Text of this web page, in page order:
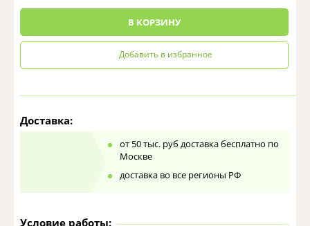
В КОРЗИНУ
Добавить в избранное
Доставка:
от 50 тыс. руб доставка бесплатно по
Москве
доставка во все регионы РФ
Условие работы: